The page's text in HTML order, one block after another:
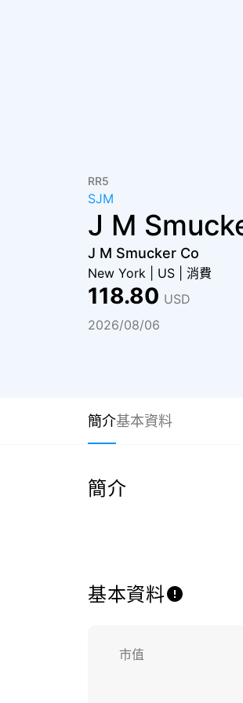
RR5
SJM
J M
J M Smucker Co
New York US 消費
118.80 USD
2026/08/06
簡介基本資料
簡介
基本資料
市值